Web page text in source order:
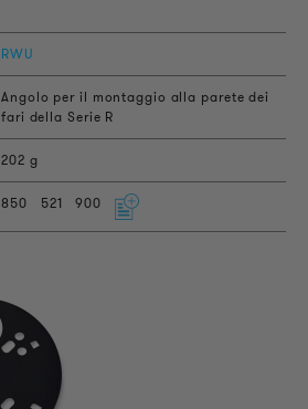
RWU
Angolo per il montaggio alla parete dei
fari della Serie R
202 g
850 521 900